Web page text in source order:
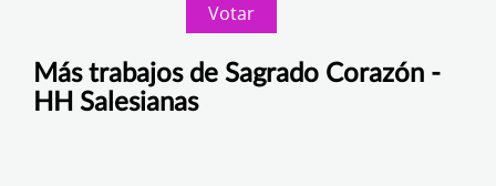
Votar
Más trabajos de Sagrado Corazón -
HH Salesianas